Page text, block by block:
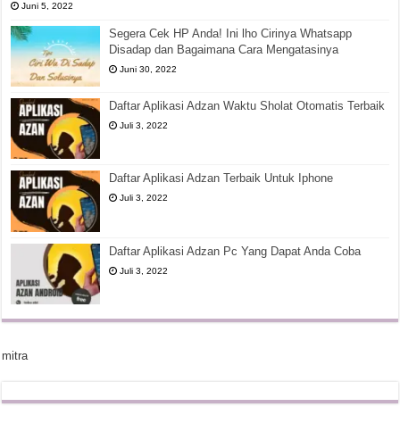
Juni 5, 2022
Segera Cek HP Anda! Ini lho Cirinya Whatsapp
Disadap dan Bagaimana Cara Mengatasinya
Juni 30, 2022
Daftar Aplikasi Adzan Waktu Sholat Otomatis Terbaik
Juli 3, 2022
Daftar Aplikasi Adzan Terbaik Untuk Iphone
Juli 3, 2022
Daftar Aplikasi Adzan Pc Yang Dapat Anda Coba
Juli 3, 2022
mitra